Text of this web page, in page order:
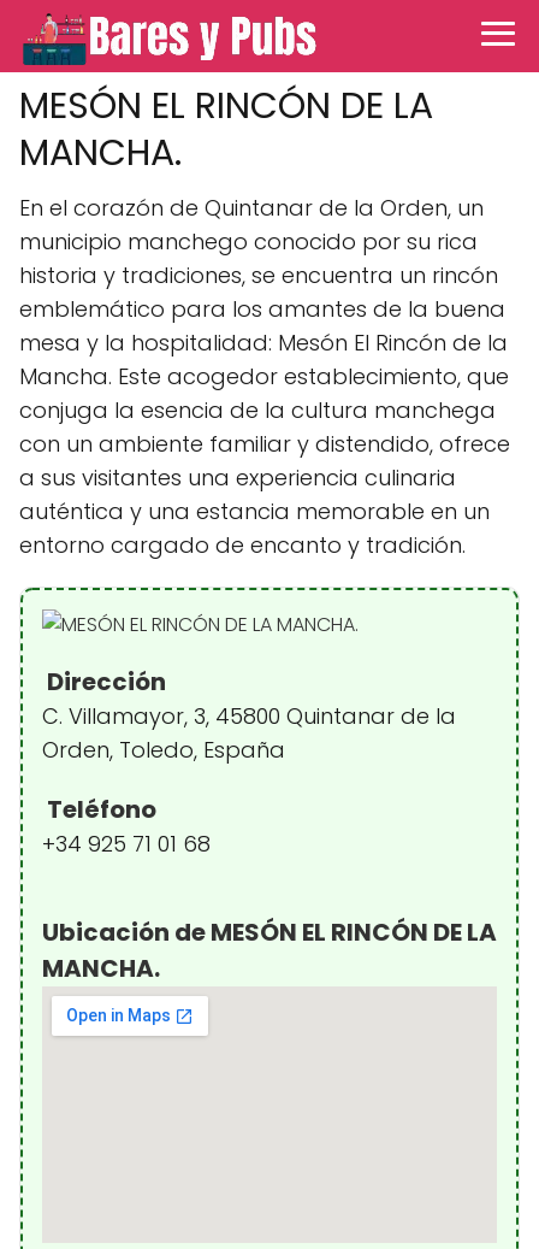
MESÓN EL RINCÓN DE LA
MANCHA.
En el corazón de Quintanar de la Orden, un
municipio manchego conocido por su rica
historia y tradiciones, se encuentra un rincón
emblemático para los amantes de la buena
mesa y la hospitalidad: Mesón El Rincón de la
Mancha. Este acogedor establecimiento, que
conjuga la esencia de la cultura manchega
con un ambiente familiar y distendido, ofrece
a sus visitantes una experiencia culinaria
auténtica y una estancia memorable en un
entorno cargado de encanto y tradición.
Dirección
C. Villamayor, 3, 45800 Quintanar de la
Orden, Toledo, España
Teléfono
+34 925 71 01 68
Ubicación de MESÓN EL RINCÓN DE LA
MANCHA.